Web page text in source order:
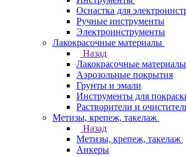
Оснастка для
Ручные инструменты
Электроинструменты
Лакокрасочные материалы
Назад
Лакокрасочные материалы
Аэрозольные покрытия
Грунты и эмали
Инструменты для
Растворители и
Метизы, крепеж, такелаж
Назад
Метизы, крепеж, такелаж
Анкеры